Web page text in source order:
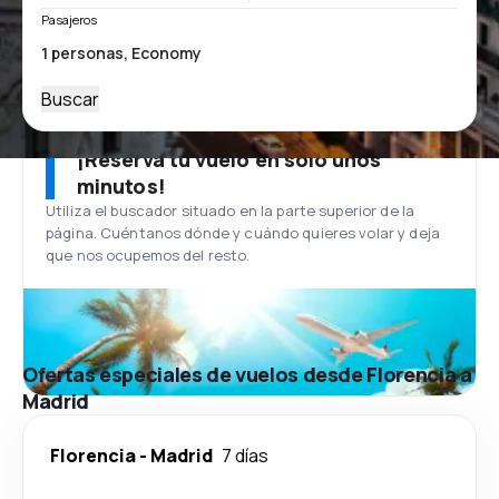
Pasajeros
Buscar
¡Reserva tu vuelo en solo unos
minutos!
Utiliza el buscador situado en la parte superior de la
página. Cuéntanos dónde y cuándo quieres volar y deja
que nos ocupemos del resto.
Ofertas especiales de vuelos desde Florencia a
Madrid
Florencia- Madrid 7 días